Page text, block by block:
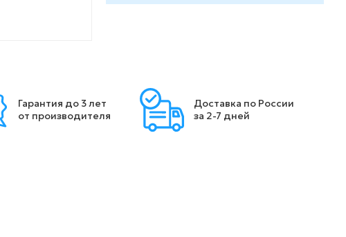
Гарантия до 3 лет
от производителя
Доставка по России
за 2-7 дней